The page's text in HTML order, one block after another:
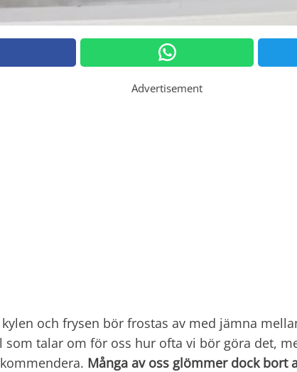
Advertisement
och frysen bör frostas av med jämna
som talar om för oss hur ofta vi bör göra det,
Många av oss glömmer dock bort